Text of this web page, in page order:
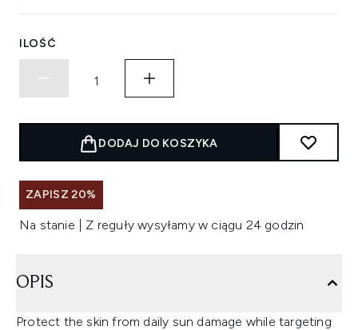
ILOŚĆ
DODAJ DO KOSZYKA
ZAPISZ 20%
Na stanie | Z reguły wysyłamy w ciągu 24 godzin
OPIS
Protect the skin from daily sun damage while targeting